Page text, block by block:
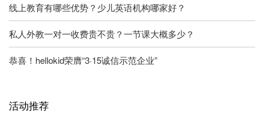
线上教育有哪些优势？少儿英语机构哪家好？
私人外教一对一收费贵不贵？一节课大概多少？
恭喜！hellokid荣膺“3·15诚信示范企业”
活动推荐